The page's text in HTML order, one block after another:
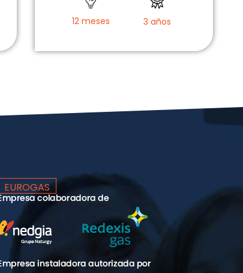
12 meses 3 años
EUROGAS